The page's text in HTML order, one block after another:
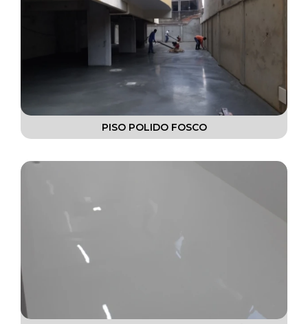
PISO POLIDO FOSCO